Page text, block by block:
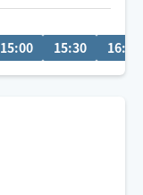
距離考えますと
です、よろしく
15:00 15:30 16:00